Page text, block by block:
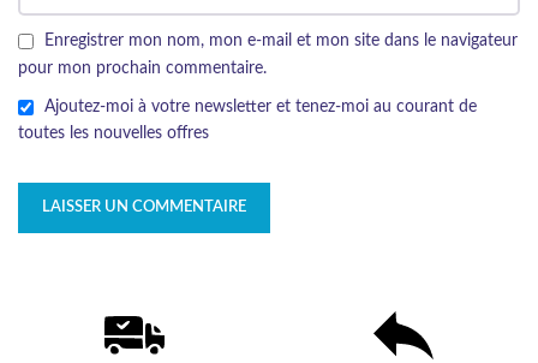
Enregistrer mon nom, mon e-mail et mon site dans le navigateur
pour mon prochain commentaire.
Ajoutez-moi à votre newsletter et tenez-moi au courant de
toutes les nouvelles offres